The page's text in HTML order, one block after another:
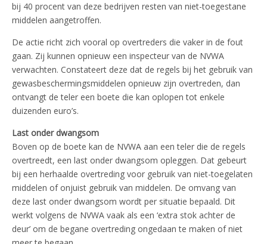
bij 40 procent van deze bedrijven resten van niet-toegestane
middelen aangetroffen.
De actie richt zich vooral op overtreders die vaker in de fout
gaan. Zij kunnen opnieuw een inspecteur van de NVWA
verwachten. Constateert deze dat de regels bij het gebruik van
gewasbeschermingsmiddelen opnieuw zijn overtreden, dan
ontvangt de teler een boete die kan oplopen tot enkele
duizenden euro’s.
Last onder dwangsom
Boven op de boete kan de NVWA aan een teler die de regels
overtreedt, een last onder dwangsom opleggen. Dat gebeurt
bij een herhaalde overtreding voor gebruik van niet-toegelaten
middelen of onjuist gebruik van middelen. De omvang van
deze last onder dwangsom wordt per situatie bepaald. Dit
werkt volgens de NVWA vaak als een ‘extra stok achter de
deur’ om de begane overtreding ongedaan te maken of niet